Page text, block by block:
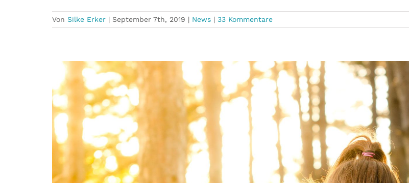
Von Silke Erker | September 7th, 2019 | News | 33 Kommentare